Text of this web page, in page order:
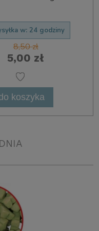
w: 24 godziny
8,50 zł
5,00 zł
koszyka